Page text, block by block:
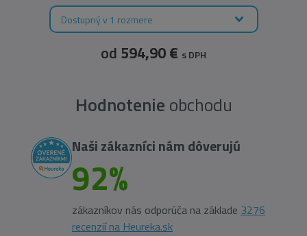
Dostupný v 1 rozmere
od 594,90 € s DPH
Hodnotenie obchodu
Naši zákazníci nám dôverujú
92%
zákazníkov nás odporúča na základe 3276
recenzií na Heureka.sk